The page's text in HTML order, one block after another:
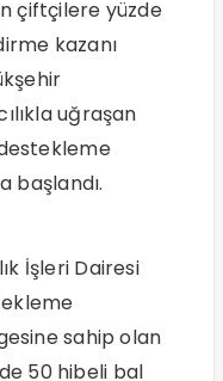
çiftçilere yüzde
kazanı
uğraşan
başlandı.
İşleri Dairesi
sahip olan
50 hibeli bal